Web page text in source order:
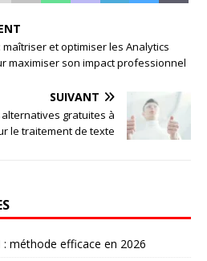
maîtriser et optimiser les Analytics
maximiser son impact professionnel
SUIVANT
gratuites à
le traitement de texte
méthode efficace en 2026